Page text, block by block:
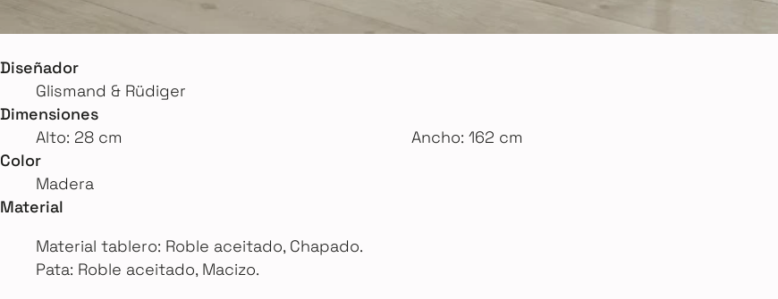
Diseñador
Glismand & Rüdiger
Dimensiones
Alto: 28 cm
Ancho: 162 cm
Color
Madera
Material
Material tablero: Roble aceitado, Chapado.
Pata: Roble aceitado, Macizo.